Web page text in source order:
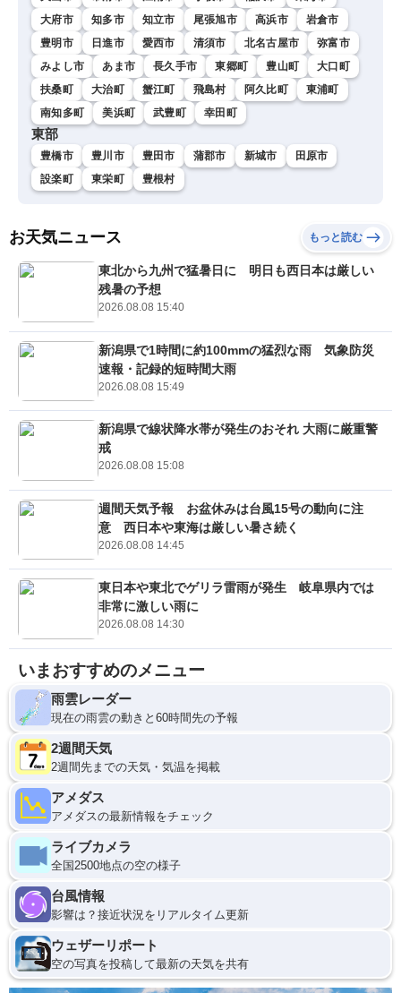
大府市
知多市 知立市 尾張旭市 高浜市
岩倉市
豊明市
日進市 愛西市 清須市 北名古屋市
弥富市
みよし市
あま市 長久手市 東郷町 豊山町
大口町
扶桑町
大治町 蟹江町 飛島村 阿久比町
東浦町
南知多町
美浜町 武豊町 幸田町
東部
豊橋市 豊川市 豊田市 蒲郡市 新城市
田原市
設楽町
東栄町 豊根村
お天気ニュース もっと読む
東北から九州で猛暑日に 明日も西日本は厳しい
残暑の予想
2026.08.08 15:40
新潟県で1時間に約100mmの猛烈な雨 気象防災
速報・記録的短時間大雨
2026.08.08 15:49
新潟県で線状降水帯が発生のおそれ 大雨に厳重警
戒
2026.08.08 15:08
週間天気予報 お盆休みは台風15号の動向に注
意 西日本や東海は厳しい暑さ続く
2026.08.08 14:45
東日本や東北でゲリラ雷雨が発生 岐阜県内では
非常に激しい雨に
2026.08.08 14:30
いまおすすめのメニュー
雨雲レーダー
現在の雨雲の動きと60時間先の予報
2週間天気
2週間先までの天気・気温を掲載
アメダス
アメダスの最新情報をチェック
ライブカメラ
全国2500地点の空の様子
台風情報
影響は？接近状況をリアルタイム更新
ウェザーリポート
空の写真を投稿して最新の天気を共有